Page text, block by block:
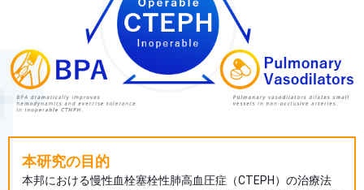
本研究の目的
本邦における慢性血栓塞栓性肺高血圧症（CTEPH）の治療法